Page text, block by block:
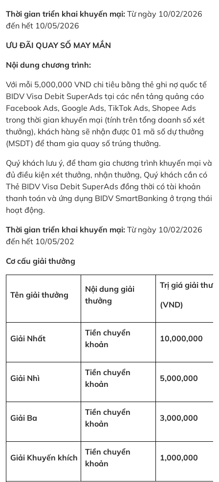
Thời gian triển khai khuyến mại: Từ ngày 10/02/2026
đến hết 10/05/2026
ƯU ĐÃI QUAY SỐ MAY MẮN
Nội dung chương trình:
Với mỗi 5,000,000 VND chi tiêu bằng thẻ ghi nợ quốc tế
BIDV Visa Debit SuperAds tại các nền tảng quảng cáo
Facebook Ads, Google Ads, TikTok Ads, Shopee Ads
trong thời gian khuyến mại (tính trên tổng doanh số xét
thưởng), khách hàng sẽ nhận được 01 mã số dự thưởng
(MSDT) để tham gia quay số trúng thưởng.
Quý khách lưu ý, để tham gia chương trình khuyến mại và
đủ điều kiện xét thưởng, nhận thưởng, Quý khách cần có
Thẻ BIDV Visa Debit SuperAds đồng thời có tài khoản
thanh toán và ứng dụng BIDV SmartBanking ở trạng thái
hoạt động.
Thời gian triển khai khuyến mại: Từ ngày 10/02/2026
đến hết 10/05/202
Cơ cấu giải thưởng
Tên giải thưởng
Nội dung giải
thưởng
Trị giá giải
(VND)
Giải Nhất
Tiền chuyển
khoản
10,000,000
Giải Nhì
Tiền chuyển
khoản
5,000,000
Giải Ba
Tiền chuyển
khoản
3,000,000
Giải Khuyến khích
Tiền chuyển
khoản
1,000,000